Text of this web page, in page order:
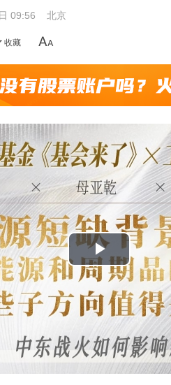
09:56 北京
收藏
播
放
视
频